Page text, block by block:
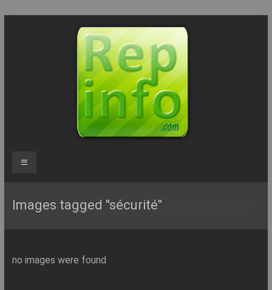
Repinfo.com
Formation
–
Depannage
Menu
Images tagged "sécurité"
no images were found